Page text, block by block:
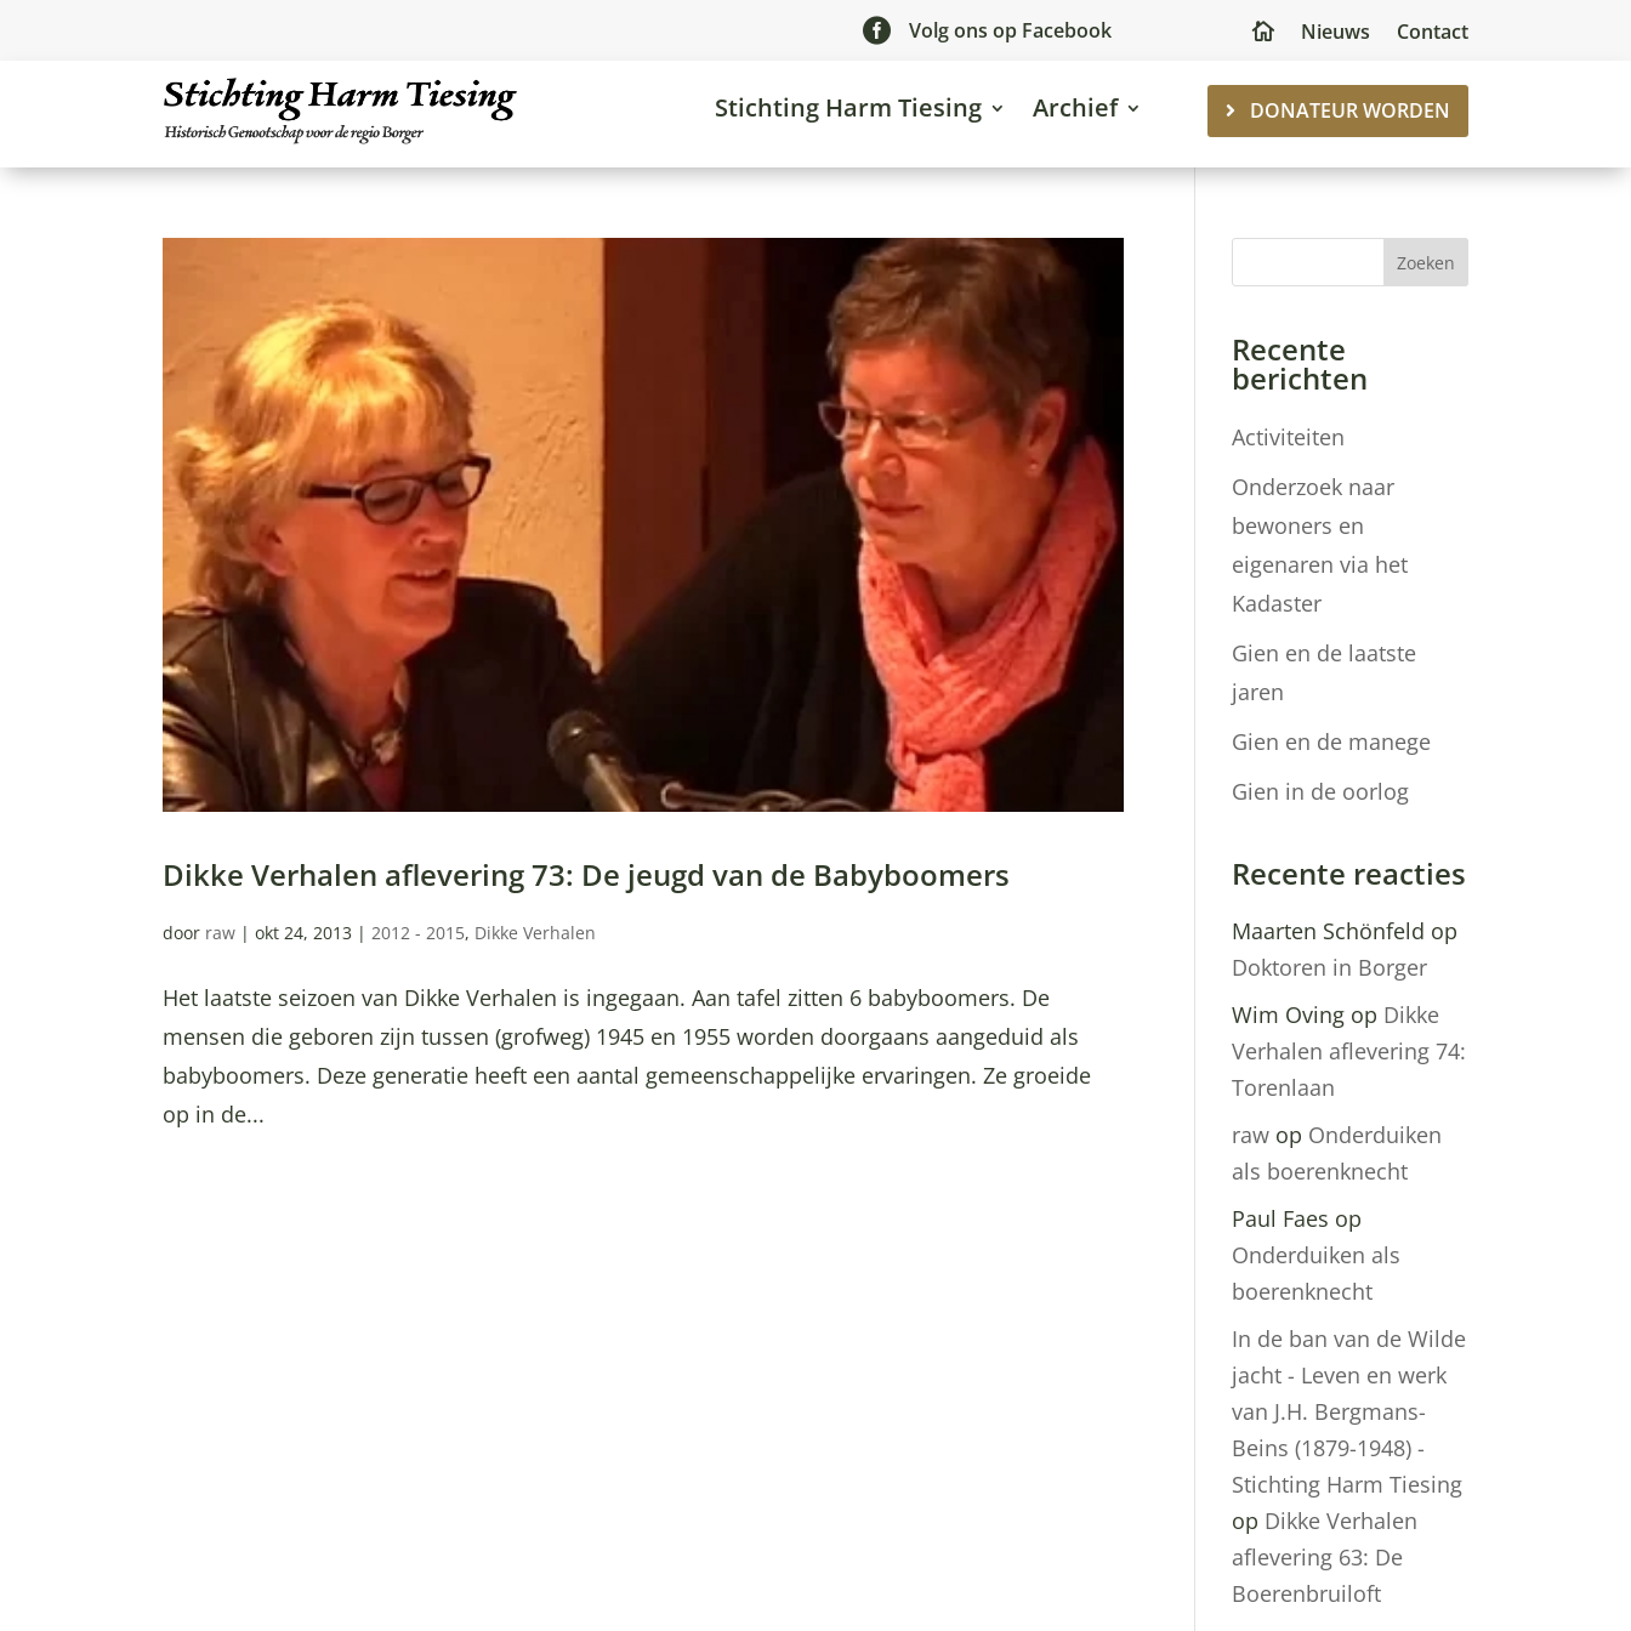
 Volg ons op Facebook  Nieuws Contact
Stichting Harm Tiesing Archief DONATEUR WORDEN
Dikke Verhalen aflevering 73: De jeugd van de Babyboomers
door raw |okt 24, 2013 |2012 - 2015, Dikke Verhalen
Het laatste seizoen van Dikke Verhalen is ingegaan. Aan tafel zitten 6 babyboomers. De
mensen die geboren zijn tussen (grofweg) 1945 en 1955 worden doorgaans aangeduid als
babyboomers. Deze generatie heeft een aantal gemeenschappelijke ervaringen. Ze groeide
op in de...
Zoeken
Recente
berichten
Activiteiten
Onderzoek naar
bewoners en
eigenaren via het
Kadaster
Gien en de laatste
jaren
Gien en de manege
Gien in de oorlog
Recente reacties
Maarten Schönfeld op
Doktoren in Borger
Wim Oving op Dikke
Verhalen aflevering 74:
Torenlaan
raw op Onderduiken
als boerenknecht
Paul Faes op
Onderduiken als
boerenknecht
In de ban van de Wilde
jacht - Leven en werk
van J.H. Bergmans-
Beins (1879-1948) -
Stichting Harm Tiesing
op Dikke Verhalen
aflevering 63: De
Boerenbruiloft